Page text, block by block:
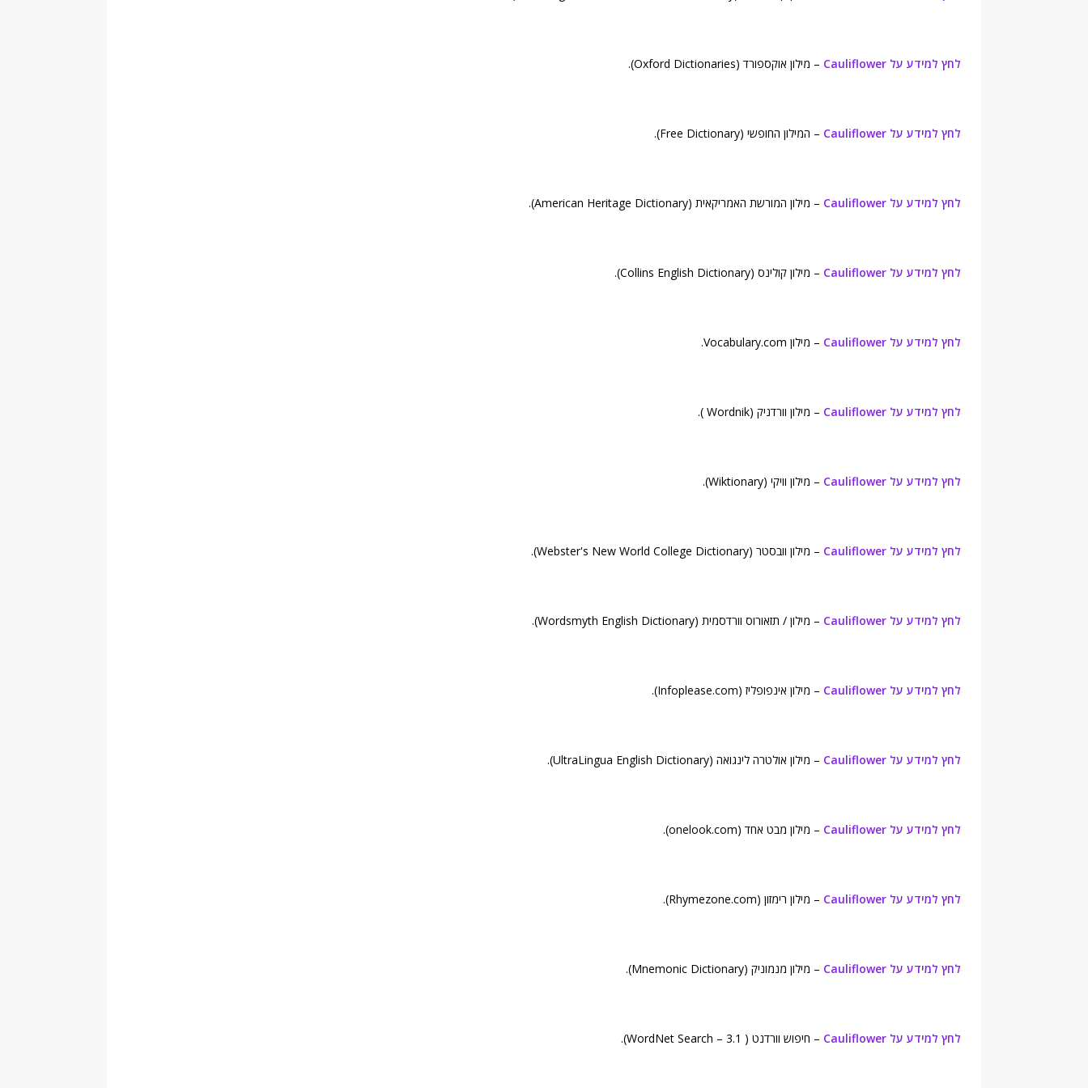
לחץ למידע על Cauliflower – מילון אוקספורד (Oxford Dictionaries).
לחץ למידע על Cauliflower – המילון החופשי (Free Dictionary).
לחץ למידע על Cauliflower – מילון המורשת האמריקאית (American Heritage Dictionary).
לחץ למידע על Cauliflower – מילון קולינס (Collins English Dictionary).
לחץ למידע על Cauliflower – מילון Vocabulary.com.
לחץ למידע על Cauliflower – מילון וורדניק (Wordnik ).
לחץ למידע על Cauliflower – מילון וויקי (Wiktionary).
לחץ למידע על Cauliflower – מילון וובסטר (Webster's New World College Dictionary).
לחץ למידע על Cauliflower – מילון / תזאורוס וורדסמית (Wordsmyth English Dictionary).
לחץ למידע על Cauliflower – מילון אינפופליז (Infoplease.com).
לחץ למידע על Cauliflower – מילון אולטרה לינגואה (UltraLingua English Dictionary).
לחץ למידע על Cauliflower – מילון מבט אחד (onelook.com).
לחץ למידע על Cauliflower – מילון רימזון (Rhymezone.com).
לחץ למידע על Cauliflower – מילון מנמוניק (Mnemonic Dictionary).
לחץ למידע על Cauliflower – חיפוש וורדנט ( WordNet Search – 3.1).